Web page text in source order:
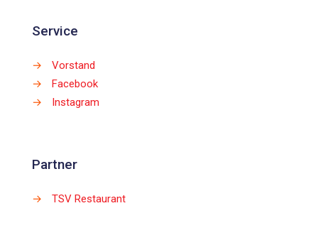
Service
→
Vorstand
→
Facebook
→
Instagram
Partner
→ TSV Restaurant